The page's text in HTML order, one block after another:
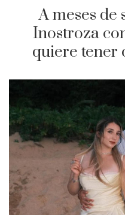
A meses de
Inostroza
quiere tener